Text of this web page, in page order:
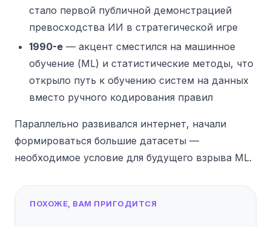
стало первой публичной демонстрацией
превосходства ИИ в стратегической игре
1990-е — акцент сместился на машинное
обучение (ML) и статистические методы, что
открыло путь к обучению систем на данных
вместо ручного кодирования правил
Параллельно развивался интернет, начали
формироваться большие датасеты —
необходимое условие для будущего взрыва ML.
ПОХОЖЕ, ВАМ ПРИГОДИТСЯ